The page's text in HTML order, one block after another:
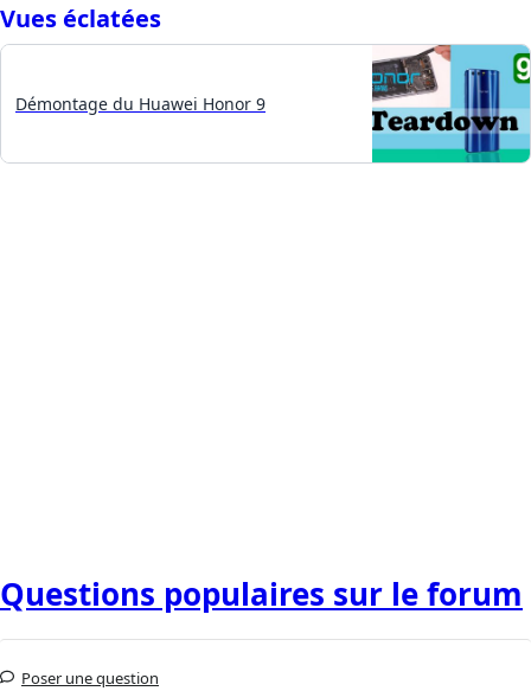
Vues éclatées
Démontage du Huawei Honor 9
Questions populaires sur le forum
Poser une question